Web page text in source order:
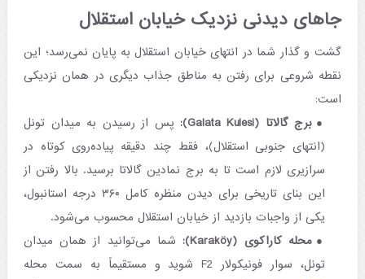
جاهای دیدنی نزدیک خیابان استقلال
گشت و گذار شما در انتهای خیابان استقلال به پایان نمی‌رسد؛ این
نقطه شروعی برای رفتن به مناطق جذاب دیگری در همان نزدیکی
است:
برج گالاتا (Galata Kulesi):
پس از رسیدن به میدان تونل
(انتهای جنوبی استقلال)، فقط چند دقیقه پیاده‌روی کوتاه در
سرازیری لازم است تا به برج نمادین گالاتا برسید. بالا رفتن از
این بنای تاریخی برای دیدن منظره کامل ۳۶۰ درجه استانبول،
یکی از واجبات بازدید از خیابان استقلال محسوب می‌شود.
محله کاراکوی (Karaköy):
شما می‌توانید از همان میدان
تونل، سوار فونیکولار F2 شوید و مستقیماً به سمت محله